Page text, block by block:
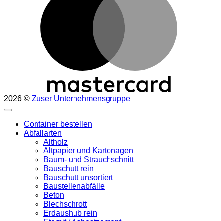
2026 © Zuser Unternehmensgruppe
Container bestellen
Abfallarten
Altholz
Altpapier und Kartonagen
Baum- und Strauchschnitt
Bauschutt rein
Bauschutt unsortiert
Baustellenabfälle
Beton
Blechschrott
Erdaushub rein